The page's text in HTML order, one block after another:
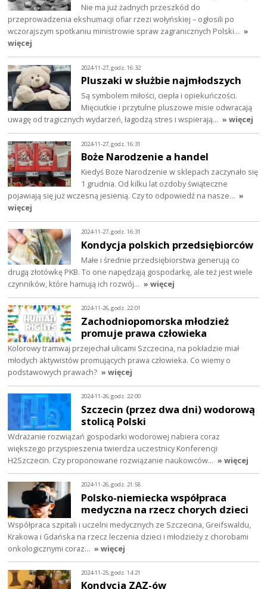
Nie ma już żadnych przeszkód do
przeprowadzenia ekshumacji ofiar rzezi wołyńskiej – ogłosili po
wczorajszym spotkaniu ministrowie spraw zagranicznych Polski… »
więcej
2024-11-27, godz. 16:32
Pluszaki w służbie najmłodszych
Są symbolem miłości, ciepła i opiekuńczości.
Mięciutkie i przytulne pluszowe misie odwracają
uwagę od tragicznych wydarzeń, łagodzą stres i wspierają… » więcej
2024-11-27, godz. 16:31
Boże Narodzenie a handel
Kiedyś Boże Narodzenie w sklepach zaczynało się
1 grudnia. Od kilku lat ozdoby świąteczne
pojawiają się już wczesną jesienią. Czy to odpowiedź na nasze… »
więcej
2024-11-27, godz. 16:31
Kondycja polskich przedsiębiorców
Małe i średnie przedsiębiorstwa generują co
drugą złotówkę PKB. To one napędzają gospodarkę, ale też jest wiele
czynników, które hamują ich rozwój… » więcej
2024-11-26, godz. 22:01
Zachodniopomorska młodzież
promuje prawa człowieka
Kolorowy tramwaj przejechał ulicami Szczecina, na pokładzie miał
młodych aktywistów promujących prawa człowieka. Co wiemy o
podstawowych prawach? » więcej
2024-11-26, godz. 22:00
Szczecin (przez dwa dni) wodorową
stolicą Polski
Wdrażanie rozwiązań gospodarki wodorowej nabiera coraz
większego przyspieszenia twierdza uczestnicy Konferencji
H2Szczecin. Czy proponowane rozwiązanie naukowców… » więcej
2024-11-26, godz. 21:58
Polsko-niemiecka współpraca
medyczna na rzecz chorych dzieci
Współpraca szpitali i uczelni medycznych ze Szczecina, Greifswaldu,
Krakowa i Gdańska na rzecz leczenia dzieci i młodzieży z chorobami
onkologicznymi coraz… » więcej
2024-11-25, godz. 14:21
Kondycja ZAZ-ów